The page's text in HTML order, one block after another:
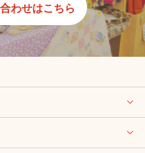
わせはこちら